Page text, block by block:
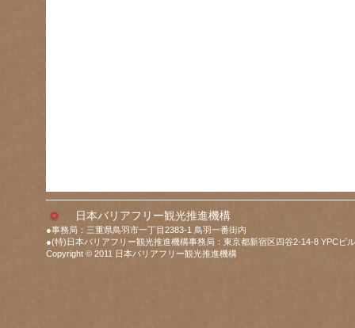
日本バリアフリー観光推進機構
●事務局：三重県鳥羽市一丁目2383-1 鳥羽一番街内
●(特)日本バリアフリー観光推進機構事務局：東京都新宿区四谷2-14-8 YPCビ
Copyright © 2011 日本バリアフリー観光推進機構